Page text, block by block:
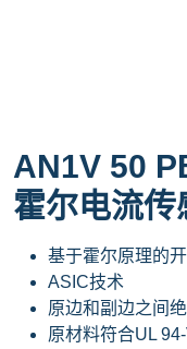
AN1V 50
霍尔电流传
基于霍尔原理的
ASIC技术
原边和副边之间
原材料符合UL